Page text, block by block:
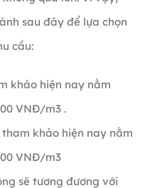
sau đây để lựa chọn
cầu:
khảo hiện nay nằm
VNĐ/m3 .
khảo hiện nay nằm
VNĐ/m3
sẽ tương đương với